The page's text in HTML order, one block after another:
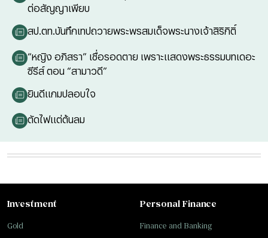
ต่อสัญญาเพียบ
สป.ตท.บันทึกเทปถวายพระพรสมเด็จพระนางเจ้าสิริกิติ์
“หญิง อภิสรา” เชื่อรอดตาย เพราะแสดงพระธรรมบทเดอะ
ซีรีส์ ตอน “สามาวดี”
ยินดีแกมปลอบใจ
ตัดไฟแต่ต้นลม
Investment
Gold
Personal Finance
Finance and Banking